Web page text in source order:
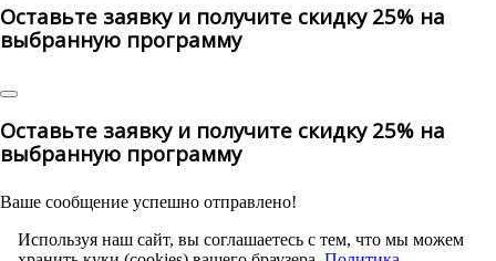
Оставьте заявку и получите скидку 25% на
выбранную программу
Оставьте заявку и получите скидку 25% на
выбранную программу
Ваше сообщение успешно отправлено!
Используя наш сайт, вы соглашаетесь с тем, что мы можем